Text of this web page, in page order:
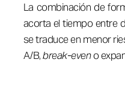
La combinación de
acorta el tiempo entre
se traduce en menor
A/B,break-eveno